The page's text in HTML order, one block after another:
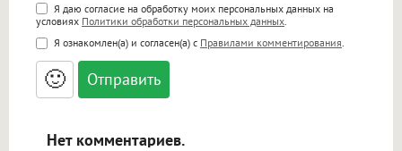
Поддержка HTML
<b>, <strong>, <u>, <i>, <em>, <s>, <big>,
<small>, <sup>, <sub>, <pre>, <ul>, <ol>, <li>,
<blockquote>, <code> экранирует HTML,
адреса URL автоматически становятся
ссылками, и [img]адрес[/img] будет
Я даю согласие на обработку моих персональных данных на
условиях Политики обработки персональных данных.
Я ознакомлен(а) и согласен(а) с Правилами комментирования.
🙂
Нет комментариев.